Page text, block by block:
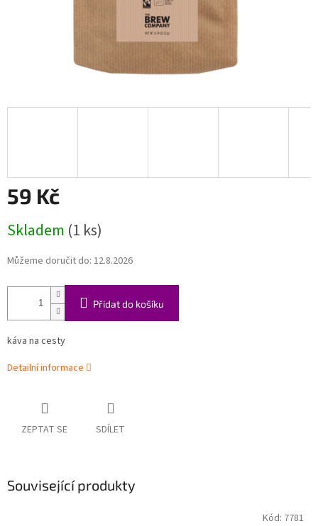
59 Kč
cena:
Skladem (1 ks)
Můžeme doručit do: 12.8.2026
Přidat do košíku
káva na cesty
Detailní informace
ZEPTAT SE SDÍLET
Související produkty
Kód: 7781